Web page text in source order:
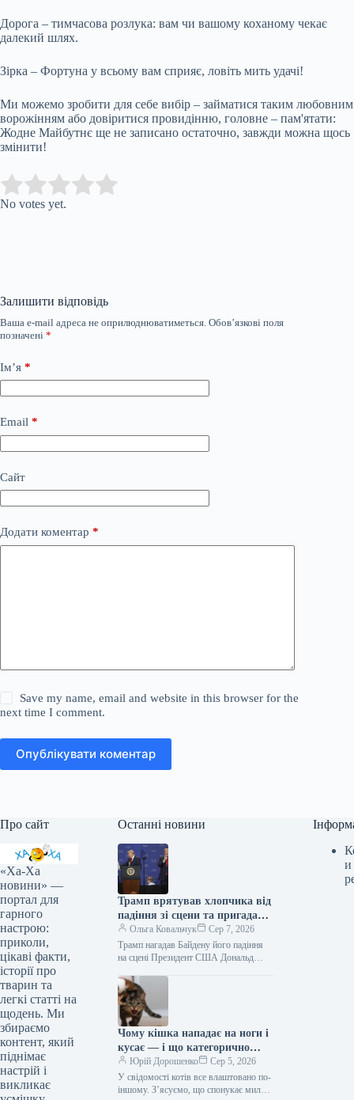
Дорога – тимчасова розлука: вам чи вашому коханому чекає
далекий шлях.
Зірка – Фортуна у всьому вам сприяє, ловіть мить удачі!
Ми можемо зробити для себе вибір – займатися таким любовним
ворожінням або довіритися провидінню, головне – пам'ятати:
Жодне Майбутнє ще не записано остаточно, завжди можна щось
змінити!
Rate this item:
No votes yet.
Залишити відповідь
Ваша e-mail адреса не оприлюднюватиметься. Обов’язкові поля
позначені *
Ім’я *
Email *
Сайт
Додати коментар *
Save my name, email and website in this browser for the
next time I comment.
Опублікувати коментар
Про сайт
«Ха-Ха
новини» —
портал для
гарного
настрою:
приколи,
цікаві факти,
історії про
тварин та
легкі статті на
щодень. Ми
збираємо
контент, який
піднімає
настрій і
викликає
Останні новини
Трамп врятував хлопчика від
падіння зі сцени та пригадав
Байдена (відео)
Ольга Ковальчук
Сер 7, 2026
Трамп нагадав Байдену його падіння
на сцені Президент США Дональд
сцени та обмовився про…
Чому кішка нападає на ноги і
кусає — і що категорично
заборонено робити у відповідь
Юрій Дорошенко
Сер 5, 2026
У свідомості котів все влаштовано по-
іншому. З’ясуємо, що спонукає милу
и